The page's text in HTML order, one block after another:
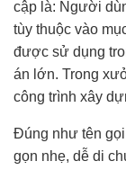
cập là: Người
tùy thuộc vào
được sử dụng
án lớn. Trong
công trình xây
Đúng như tên
gọn nhẹ, dễ di